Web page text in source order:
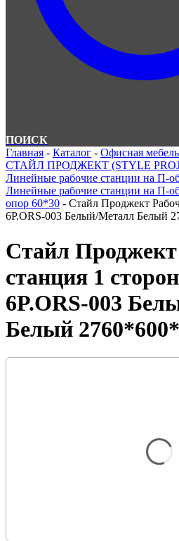
ПОИСК
Главная - Каталог - Офисная
СТАЙЛ ПРОДЖЕКТ (STYLE
Линейные рабочие станции на П-
Линейные рабочие станции на П-
опор 60*30 - Стайл Проджект
6P.ORS-003 Белый/Металл Белый
Стайл
станция 1
6P.ORS-003
Белый